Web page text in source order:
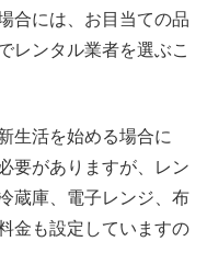
合には、お目当ての品
レンタル業者を選ぶこ
生活を始める場合に
要がありますが、レン
蔵庫、電子レンジ、布
金も設定していますの